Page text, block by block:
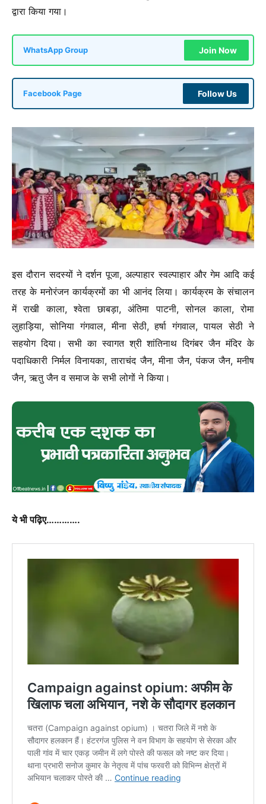
द्वारा किया गया।
WhatsApp Group Join Now
Facebook Page Follow Us
इस दौरान सदस्यों ने दर्शन पूजा, अल्पाहार स्वल्पाहार और गेम आदि कई
तरह के मनोरंजन कार्यक्रमों का भी आनंद लिया। कार्यक्रम के संचालन
में राखी काला, श्वेता छाबड़ा, अंतिमा पाटनी, सोनल काला, रोमा
लुहाड़िया, सोनिया गंगवाल, मीना सेठी, हर्षा गंगवाल, पायल सेठी ने
सहयोग दिया। सभी का स्वागत श्री शांतिनाथ दिगंबर जैन मंदिर के
पदाधिकारी निर्मल विनायका, ताराचंद जैन, मीना जैन, पंकज जैन, मनीष
जैन, ऋतु जैन व समाज के सभी लोगों ने किया।
ये भी पढ़िए………….